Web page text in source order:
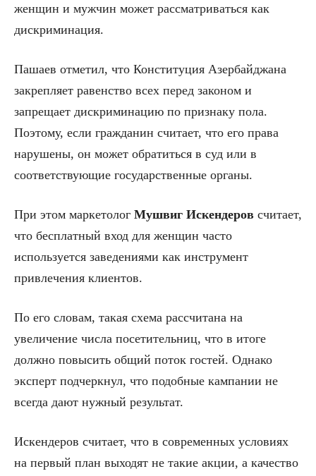
женщин и мужчин может рассматриваться как
дискриминация.
Пашаев отметил, что Конституция Азербайджана
закрепляет равенство всех перед законом и
запрещает дискриминацию по признаку пола.
Поэтому, если гражданин считает, что его права
нарушены, он может обратиться в суд или в
соответствующие государственные органы.
При этом маркетолог Мушвиг Искендеров считает,
что бесплатный вход для женщин часто
используется заведениями как инструмент
привлечения клиентов.
По его словам, такая схема рассчитана на
увеличение числа посетительниц, что в итоге
должно повысить общий поток гостей. Однако
эксперт подчеркнул, что подобные кампании не
всегда дают нужный результат.
Искендеров считает, что в современных условиях
на первый план выходят не такие акции, а качество